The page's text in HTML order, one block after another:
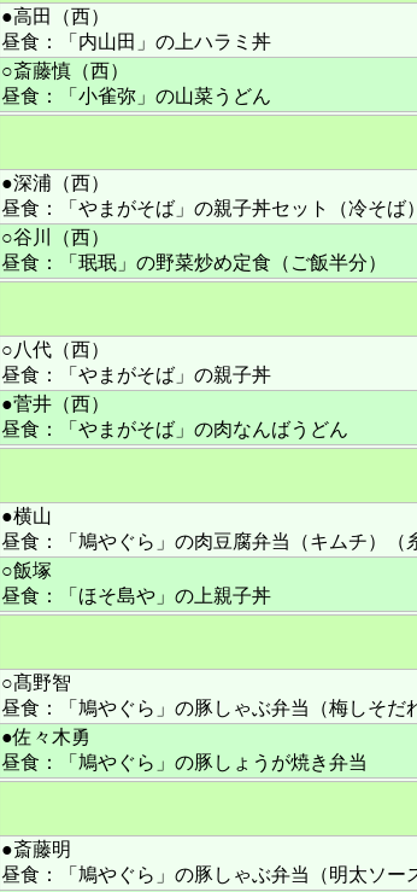
●高田（西）
昼食：「内山田」の上ハラミ丼
○斎藤慎（西）
昼食：「小雀弥」の山菜うどん
●深浦（西）
昼食：「やまがそば」の親子丼セット（冷そば）
○谷川（西）
昼食：「珉珉」の野菜炒め定食（ご飯半分）
○八代（西）
昼食：「やまがそば」の親子丼
●菅井（西）
昼食：「やまがそば」の肉なんばうどん
●横山
昼食：「鳩やぐら」の肉豆腐弁当（キムチ）（
○飯塚
昼食：「ほそ島や」の上親子丼
○髙野智
昼食：「鳩やぐら」の豚しゃぶ弁当（梅しそだ
●佐々木勇
昼食：「鳩やぐら」の豚しょうが焼き弁当
●斎藤明
昼食：「鳩やぐら」の豚しゃぶ弁当（明太ソー